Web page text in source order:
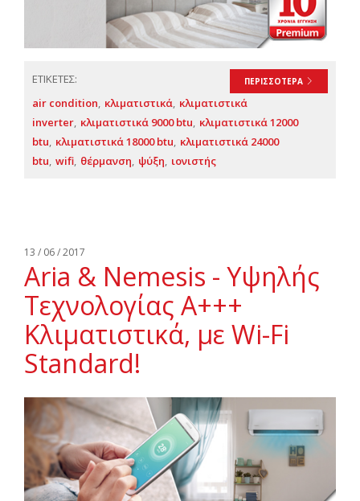
ΠΕΡΙΣΣΟΤΕΡΑ
ΕΤΙΚΕΤΕΣ:
air condition κλιματιστικά κλιματιστικά
inverter κλιματιστικά 9000 btu κλιματιστικά 12000
btu κλιματιστικά 18000 btu κλιματιστικά 24000
btu wifi θέρμανση ψύξη ιονιστής
13 / 06 / 2017
Aria & Nemesis - Υψηλής
Τεχνολογίας Α+++
Κλιματιστικά, με Wi-Fi
Standard!